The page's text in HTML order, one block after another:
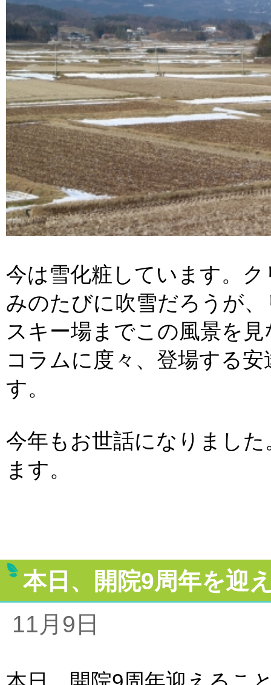
今は雪化粧しています。
みのたびに吹雪だろうが
スキー場までこの風景を
コラムに度々、登場する
す。
今年もお世話になりまし
ます。
本日、開院9周年を迎
11月9日